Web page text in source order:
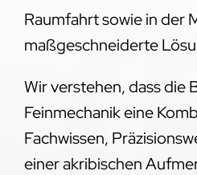
Raumfahrt sowie in der
maßgeschneiderte
Wir verstehen, dass die
Feinmechanik eine
Fachwissen,
einer akribischen